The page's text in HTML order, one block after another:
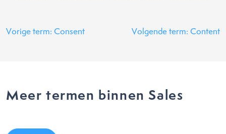
Vorige term: Consent Volgende term: Content
Meer termen binnen Sales